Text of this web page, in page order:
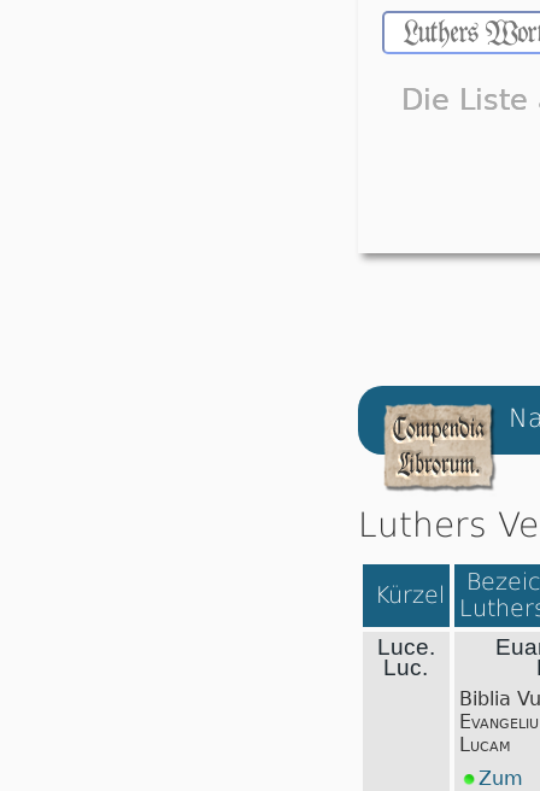
Die
Luthers
Kürzel
Luce.
Luc.
Biblia
Lucam
Zum